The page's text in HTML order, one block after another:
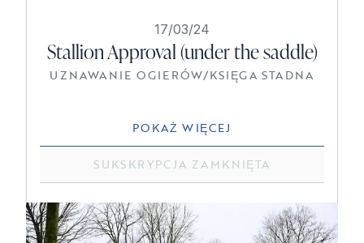
17/03/24
Stallion Approval (under the saddle)
UZNAWANIE OGIERÓW/KSIĘGA STADNA
POKAŻ WIĘCEJ
SUKSKRYPCJA ZAMKNIĘTA